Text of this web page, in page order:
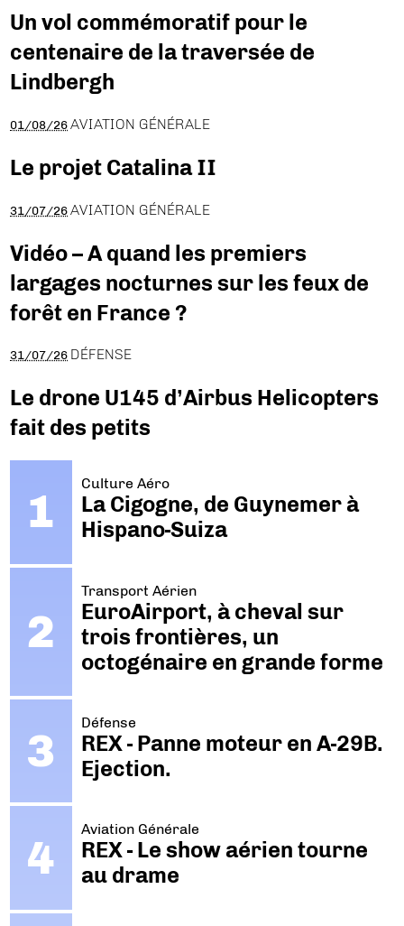
Un vol commémoratif pour le
centenaire de la traversée de
Lindbergh
01/08/26 AVIATION GÉNÉRALE
Le projet Catalina II
31/07/26 AVIATION GÉNÉRALE
Vidéo – A quand les premiers
largages nocturnes sur les feux de
forêt en France ?
31/07/26 DÉFENSE
Le drone U145 d’Airbus Helicopters
fait des petits
Culture Aéro
La Cigogne, de Guynemer à
Hispano-Suiza
Transport Aérien
EuroAirport, à cheval sur
trois frontières, un
octogénaire en grande forme
Défense
REX - Panne moteur en A-29B.
Ejection.
Aviation Générale
REX - Le show aérien tourne
au drame